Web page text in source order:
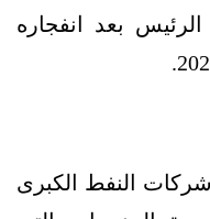
بعد انفجاره
النفط الكبرى